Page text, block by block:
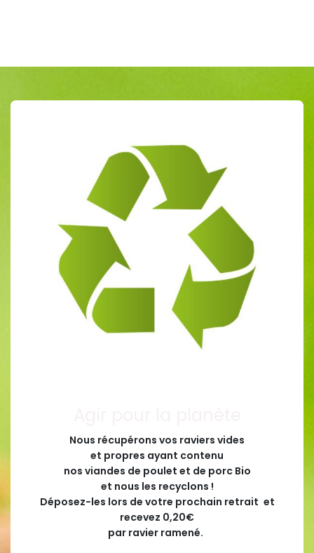
Nous récupérons vos raviers vides
et propres ayant contenu
nos viandes de poulet et de porc Bio
et nous les recyclons !
Déposez-les lors de votre prochain retrait et
recevez 0,20€
par ravier ramené.